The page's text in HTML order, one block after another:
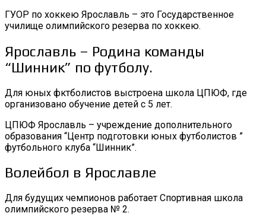
ГУОР по хоккею Ярославль – это Государственное
училище олимпийского резерва по хоккею.
Ярославль – Родина команды
“Шинник” по футболу.
Для юных фктболистов выстроена школа ЦПЮФ, где
организовано обучение детей с 5 лет.
ЦПЮФ Ярославль – учреждение дополнительного
образования “Центр подготовки юных футболистов ”
футбольного клуба “Шинник”.
Волейбол в Ярославле
Для будущих чемпионов работает Спортивная школа
олимпийского резерва № 2.